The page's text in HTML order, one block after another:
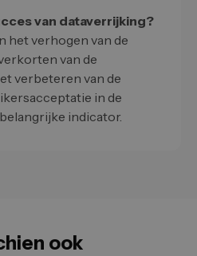
van dataverrijking?
het verhogen van de
van de
verbeteren van de
in de
indicator.
ook